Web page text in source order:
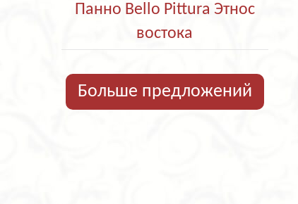
Панно Bello Pittura Этнос
востока
Больше предложений